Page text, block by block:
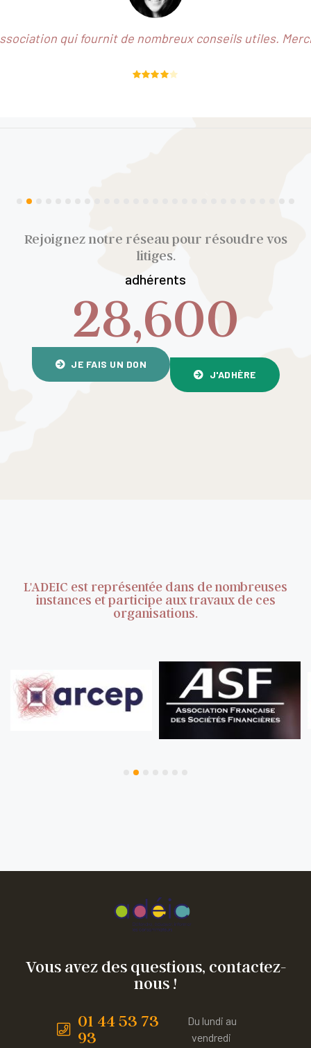
qui fournit de nombreux conseils utiles.
Rejoignez notre réseau pour résoudre vos
litiges.
28,600
adhérents
JE FAIS UN DON
J'ADHÈRE
L'ADEIC est représentée dans de nombreuses
instances et participe aux travaux de ces
organisations.
Vous avez des questions, contactez-
nous !
01 44 53 73
93
Du lundi au
vendredi